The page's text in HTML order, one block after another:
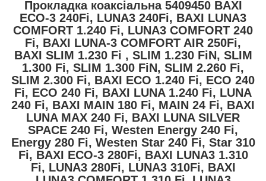
Прокладка коаксіальна 5409450 BAXI
ECO-3 240Fi, LUNA3 240Fi, BAXI LUNA3
COMFORT 1.240 Fi, LUNA3 COMFORT 240
Fi, BAXI LUNA-3 COMFORT AIR 250Fi,
BAXI SLIM 1.230 Fi , SLIM 1.230 FiN, SLIM
1.300 Fi, SLIM 1.300 FiN, SLIM 2.260 Fi,
SLIM 2.300 Fi, BAXI ECO 1.240 Fi, ECO 240
Fi, ECO 240 Fi, BAXI LUNA 1.240 Fi, LUNA
240 Fi, BAXI МAIN 180 Fi, MAIN 24 Fi, BAXI
LUNA MAX 240 Fi, BAXI LUNA SILVER
SPACE 240 Fi, Westen Energy 240 Fi,
Energy 280 Fi, Westen Star 240 Fi, Star 310
Fi, BAXI ECO-3 280Fi, BAXI LUNA3 1.310
Fi, LUNA3 280Fi, LUNA3 310Fi, BAXI